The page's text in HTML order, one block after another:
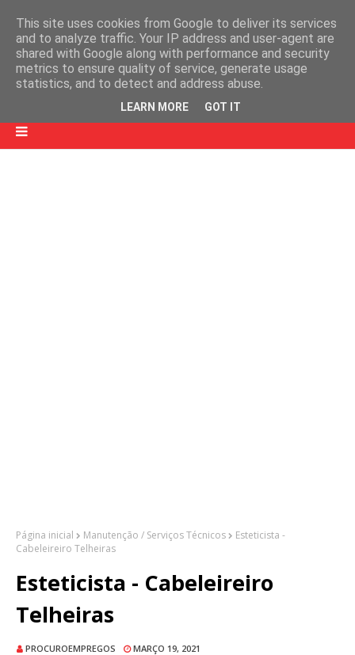
Página inicial Manutenção / Serviços Técnicos
Esteticista -
Cabeleireiro Telheiras
Esteticista - Cabeleireiro
Telheiras
PROCUROEMPREGOS MARÇO 19, 2021
This site uses cookies from Google to deliver its services
and to analyze traffic. Your IP address and user-agent are
shared with Google along with performance and security
metrics to ensure quality of service, generate usage
statistics, and to detect and address abuse.
LEARN MORE GOT IT